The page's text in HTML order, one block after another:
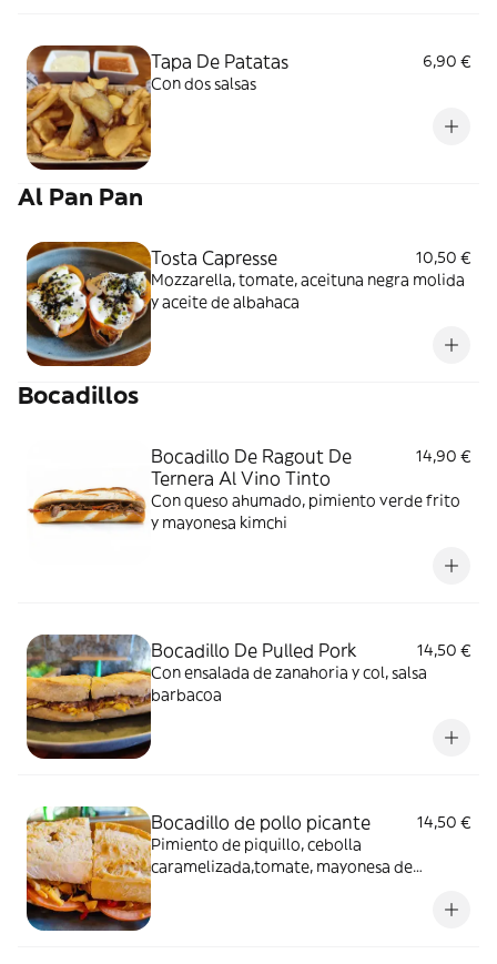
Tapa De Patatas
6,90 €
Con dos salsas
Al Pan Pan
Tosta Capresse
10,50 €
Mozzarella, tomate, aceituna negra molida
y aceite de albahaca
Bocadillos
Bocadillo De Ragout De
Ternera Al Vino Tinto
14,90 €
Con queso ahumado, pimiento verde frito
y mayonesa kimchi
Bocadillo De Pulled Pork
14,50 €
Con ensalada de zanahoria y col, salsa
barbacoa
Bocadillo de pollo picante
14,50 €
Pimiento de piquillo, cebolla
caramelizada,tomate, mayonesa de